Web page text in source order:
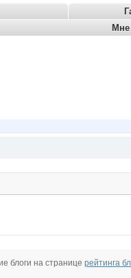
Мне
блоги на странице рейтинга